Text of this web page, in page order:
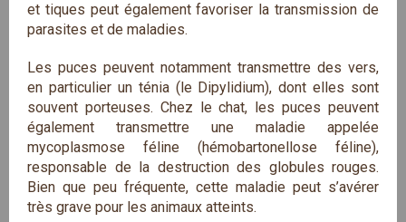
et tiques peut également favoriser la transmission de
parasites et de maladies.
Les puces peuvent notamment transmettre des vers,
en particulier un ténia (le Dipylidium), dont elles sont
souvent porteuses. Chez le chat, les puces peuvent
également transmettre une maladie appelée
mycoplasmose féline (hémobartonellose féline),
responsable de la destruction des globules rouges.
Bien que peu fréquente, cette maladie peut s’avérer
très grave pour les animaux atteints.